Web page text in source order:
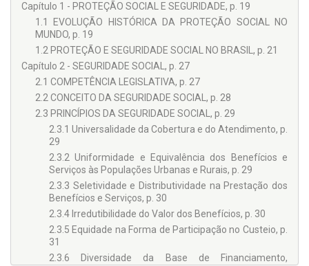
possível percorrer o caminho previdenciário de forma
eficiente e objetiva, sem perder a atenção pelos principais
desafios com os quais nossa matéria se depara: a efetiva
compreensão dos fundamentos constitucionais, seu
desenvolvimento e defesas constantes, bem como a
modificação desenfreada das normas protetivas, o que,
muitas vezes, pode representar tentativas de retrocessos ou
deturpações. Diante de um estudo comprometido e
sistemático, aprendemos a lutar pela consolidação do ensino
e das práticas previdenciárias voltadas para a solidificação
do nosso Estado Democrático de Direito, de suas instituições
e da solidariedade entre nós.
Capítulo 1 - PROTEÇÃO SOCIAL E SEGURIDADE, p. 19
1.1 EVOLUÇÃO HISTÓRICA DA PROTEÇÃO SOCIAL NO
MUNDO, p. 19
1.2 PROTEÇÃO E SEGURIDADE SOCIAL NO BRASIL, p. 21
Capítulo 2 - SEGURIDADE SOCIAL, p. 27
2.1 COMPETÊNCIA LEGISLATIVA, p. 27
2.2 CONCEITO DA SEGURIDADE SOCIAL, p. 28
2.3 PRINCÍPIOS DA SEGURIDADE SOCIAL, p. 29
2.3.1 Universalidade da Cobertura e do Atendimento, p.
29
2.3.2 Uniformidade e Equivalência dos Benefícios e
Serviços às Populações Urbanas e Rurais, p. 29
2.3.3 Seletividade e Distributividade na Prestação dos
Benefícios e Serviços, p. 30
2.3.4 Irredutibilidade do Valor dos Benefícios, p. 30
2.3.5 Equidade na Forma de Participação no Custeio, p.
31
2.3.6 Diversidade da Base de Financiamento,